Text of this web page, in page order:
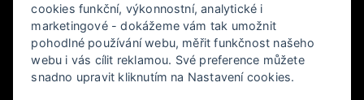
Pec pod Sněžkou-Velká Úpa 237, 542 21 Pec pod Sněžkou
cookies funkční, výkonnostní, analytické i
marketingové - dokážeme vám tak umožnit
pohodlné používání webu, měřit funkčnost našeho
webu i vás cílit reklamou. Své preference můžete
snadno upravit kliknutím na Nastavení cookies.